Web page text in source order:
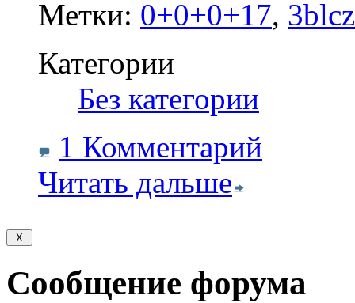
Метки: 0+0+0+17,
Категории
Без категории
1 Комментарий
Читать дальше
Сообщение форума